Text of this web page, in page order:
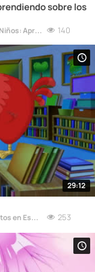
sobre los
Encantadores Videos de Caballos para Niños: Aprende y Diviértete 140
29:12
Dora La Exploradora | Capítulos Completos en Español 253